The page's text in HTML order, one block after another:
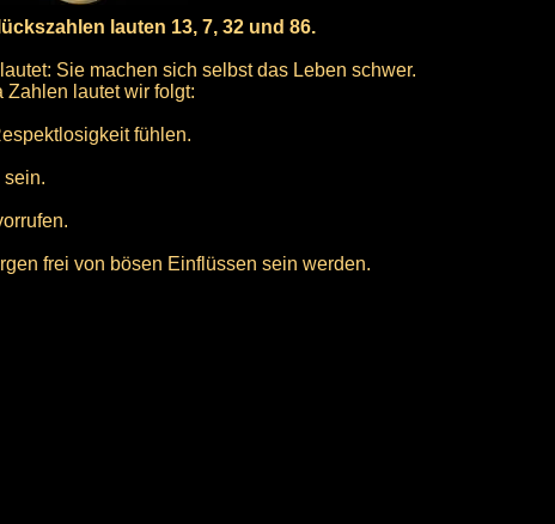
lauten 13, 7, 32 und 86.
Sie machen sich selbst das Leben schwer.
lautet wir folgt:
fühlen.
sein.
frei von bösen Einflüssen sein werden.